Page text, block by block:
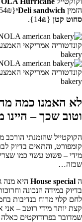
הזמין
Deli sandwich י{54₪}, מתוך תפריט הטוסטד סנדוויצ׳ז, ו
סחוט קטן {14₪}.
לא האמנו כמה
וטוב שכך –
הקוקטייל שהזמנתי הורכב
קומפורט, והתאים בדיוק
מידי – פשוט עשוי כמו
שכזה…
ה House special
לחם קלוי מרוח בנדיבות
קצת יותר מידי רוטב –
שמדובר בפרודוקטים